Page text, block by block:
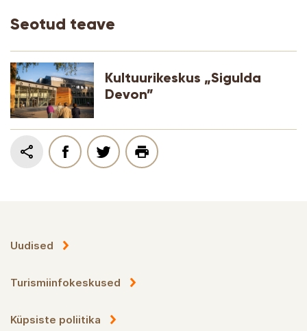
Seotud teave
Kultuurikeskus „Sigulda
Devon”
Uudised
Turismiinfokeskused
Küpsiste poliitika